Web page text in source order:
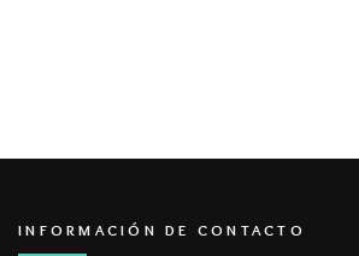
INFORMACIÓN DE CONTACTO